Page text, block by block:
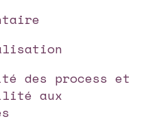
des process et
aux